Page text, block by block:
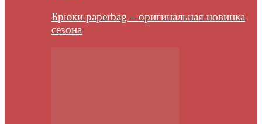
Брюки paperbag – оригинальная новинка
сезона